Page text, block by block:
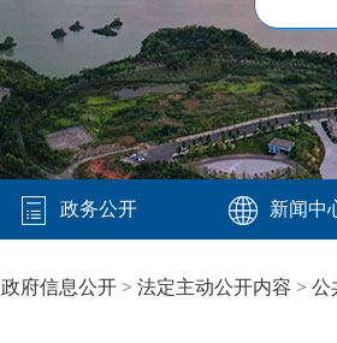
政务公开 新闻中
政府信息公开 > 法定主动公开内容 > 公